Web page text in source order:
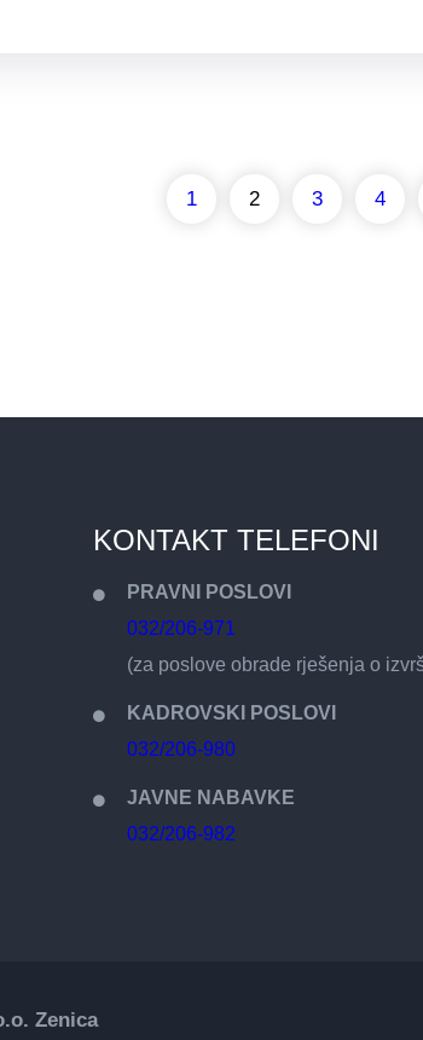
1 2 3 4
KONTAKT TELEFONI
PRAVNI POSLOVI
032/206-971
(za poslove obrade rješenja o
KADROVSKI POSLOVI
032/206-980
JAVNE NABAVKE
032/206-982
Zenica